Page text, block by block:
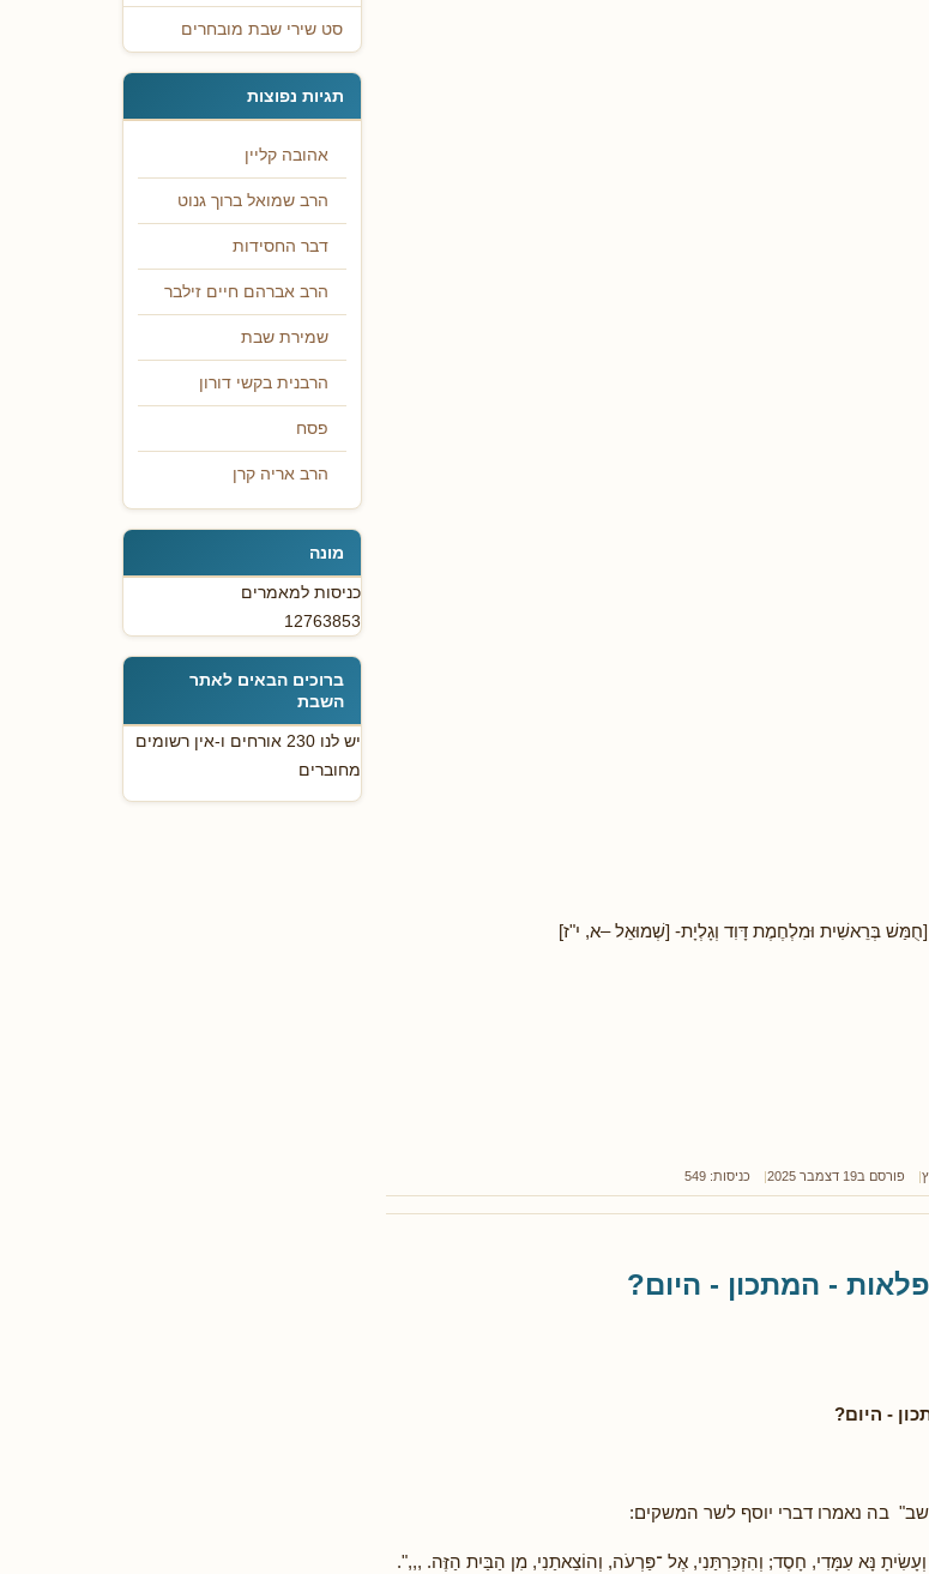
בְּרֵאשִׁית וּמִלְחֶמֶת דָּוִד וְגָלְיָת- [שְׁמוּאֵל –א, י"ז]
פורסם ב19 דצמבר 2025 כניסות: 549
- המתכון - היום?
- היום?
בה נאמרו דברי יוסף לשר המשקים:
נָּא עִמָּדִי, חָסֶד; וְהִזְכַּרְתַּנִי, אֶל ־פַּרְעֹה, וְהוֹצֵאתַנִי, מִן הַבַּיִת הַזֶּה. ,,,".
סט שירי שבת מובחרים
תגיות נפוצות
אהובה קליין
הרב שמואל ברוך גנוט
דבר החסידות
הרב אברהם חיים זילבר
שמירת שבת
הרבנית בקשי דורון
פסח
הרב אריה קרן
מונה
כניסות למאמרים
12763853
ברוכים הבאים לאתר
השבת
יש לנו 230 אורחים ו-אין רשומים
מחוברים